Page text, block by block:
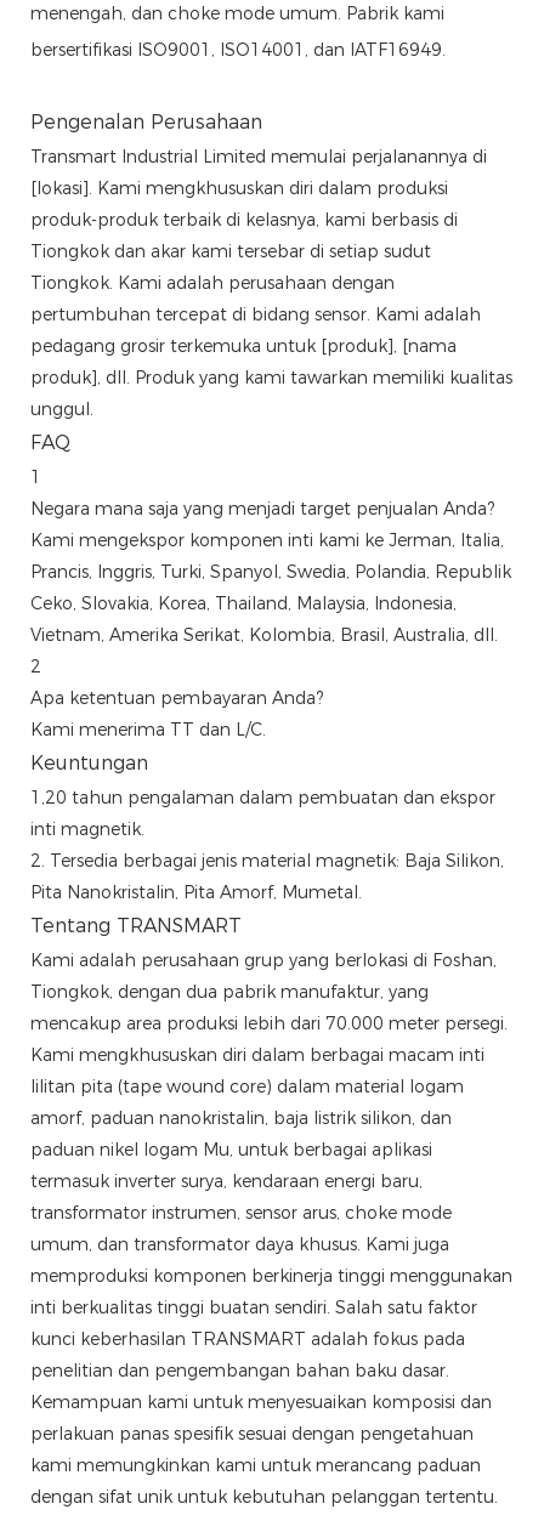
menengah, dan choke mode umum. Pabrik kami
bersertifikasi ISO9001, ISO14001, dan IATF16949.
Pengenalan Perusahaan
Transmart Industrial Limited memulai perjalanannya di
[lokasi]. Kami mengkhususkan diri dalam produksi
produk-produk terbaik di kelasnya, kami berbasis di
Tiongkok dan akar kami tersebar di setiap sudut
Tiongkok. Kami adalah perusahaan dengan
pertumbuhan tercepat di bidang sensor. Kami adalah
pedagang grosir terkemuka untuk [produk], [nama
produk], dll. Produk yang kami tawarkan memiliki kualitas
unggul.
FAQ
1
Negara mana saja yang menjadi target penjualan Anda?
Kami mengekspor komponen inti kami ke Jerman, Italia,
Prancis, Inggris, Turki, Spanyol, Swedia, Polandia, Republik
Ceko, Slovakia, Korea, Thailand, Malaysia, Indonesia,
Vietnam, Amerika Serikat, Kolombia, Brasil, Australia, dll.
2
Apa ketentuan pembayaran Anda?
Kami menerima TT dan L/C.
Keuntungan
1,20 tahun pengalaman dalam pembuatan dan ekspor
inti magnetik.
2. Tersedia berbagai jenis material magnetik: Baja Silikon,
Pita Nanokristalin, Pita Amorf, Mumetal.
Tentang TRANSMART
Kami adalah perusahaan grup yang berlokasi di Foshan,
Tiongkok, dengan dua pabrik manufaktur, yang
mencakup area produksi lebih dari 70.000 meter persegi.
Kami mengkhususkan diri dalam berbagai macam inti
lilitan pita (tape wound core) dalam material logam
amorf, paduan nanokristalin, baja listrik silikon, dan
paduan nikel logam Mu, untuk berbagai aplikasi
termasuk inverter surya, kendaraan energi baru,
transformator instrumen, sensor arus, choke mode
umum, dan transformator daya khusus. Kami juga
memproduksi komponen berkinerja tinggi menggunakan
inti berkualitas tinggi buatan sendiri. Salah satu faktor
kunci keberhasilan TRANSMART adalah fokus pada
penelitian dan pengembangan bahan baku dasar.
Kemampuan kami untuk menyesuaikan komposisi dan
perlakuan panas spesifik sesuai dengan pengetahuan
kami memungkinkan kami untuk merancang paduan
dengan sifat unik untuk kebutuhan pelanggan tertentu.